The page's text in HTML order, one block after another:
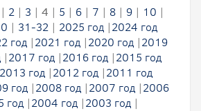
| 2| 3 | 4 | 5 | 6| 7 | 8| 9| 10 |
| 31-32 | 2025 год |2024 год
год|2021 год|2020 год|2019
|2017 год|2016 год|2015 год
2013 год|2012 год|2011 год
год|2008 год|2007 год|2006
год|2004 год|2003 год|